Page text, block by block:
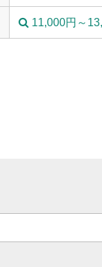
11,000円～